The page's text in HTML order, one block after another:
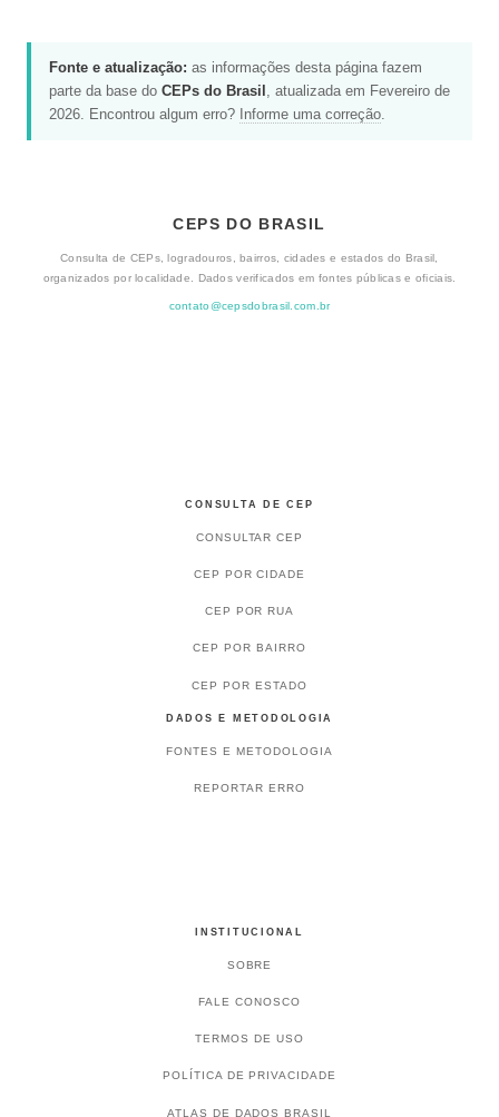
Fonte e atualização: as informações desta página fazem
parte da base do CEPs do Brasil , atualizada em Fevereiro de
2026. Encontrou algum erro? Informe uma correção.
CEPS DO BRASIL
Consulta de CEPs, logradouros, bairros, cidades e estados do Brasil,
organizados por localidade. Dados verificados em fontes públicas e oficiais.
contato@cepsdobrasil.com.br
CONSULTA DE CEP
CONSULTAR CEP
CEP POR CIDADE
CEP POR RUA
CEP POR BAIRRO
CEP POR ESTADO
DADOS E METODOLOGIA
FONTES E METODOLOGIA
REPORTAR ERRO
INSTITUCIONAL
SOBRE
FALE CONOSCO
TERMOS DE USO
POLÍTICA DE PRIVACIDADE
ATLAS DE DADOS BRASIL